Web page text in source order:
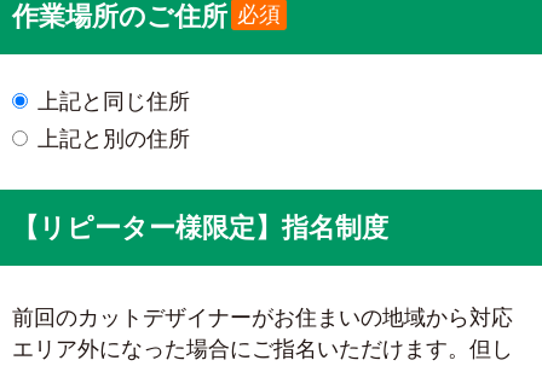
作業場所のご住所 必須
上記と同じ住所
上記と別の住所
【リピーター様限定】指名制度
前回のカットデザイナーがお住まいの地域から対応
エリア外になった場合にご指名いただけます。但し